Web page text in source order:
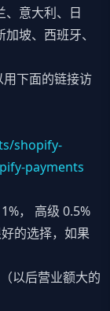
、意大利、日
坡、西班牙、
下面的链接访
shopify-
payments
， 高级 0.5%
的选择，如果
以后营业额大的